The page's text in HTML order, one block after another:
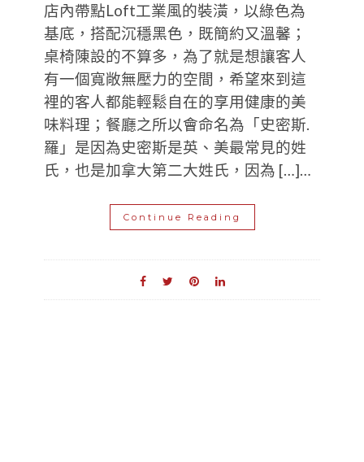
店內帶點Loft工業風的裝潢，以綠色為
基底，搭配沉穩黑色，既簡約又溫馨；
桌椅陳設的不算多，為了就是想讓客人
有一個寬敞無壓力的空間，希望來到這
裡的客人都能輕鬆自在的享用健康的美
味料理；餐廳之所以會命名為「史密斯.
羅」是因為史密斯是英、美最常見的姓
氏，也是加拿大第二大姓氏，因為 […]…
Continue Reading